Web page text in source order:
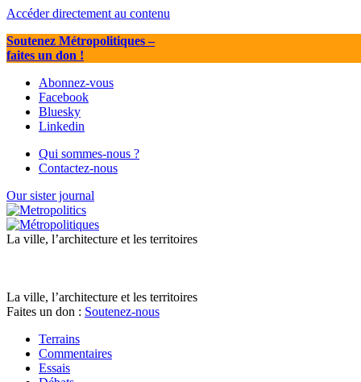
Accéder directement au contenu
Soutenez Métropolitiques–
faites un don !
Abonnez-vous
Facebook
Bluesky
Linkedin
Qui sommes-nous ?
Contactez-nous
Our sister journal
La ville, l’architecture et les territoires
La ville, l’architecture et les territoires
Faites un don : Soutenez-nous
Terrains
Commentaires
Essais